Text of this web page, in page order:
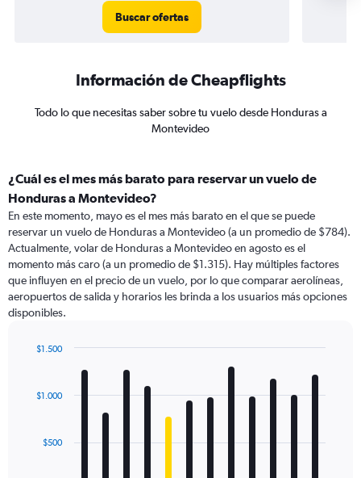
Buscar ofertas
Información de Cheapflights
Todo lo que necesitas saber sobre tu vuelo desde Honduras a
Montevideo
¿Cuál es el mes más barato para reservar un vuelo de
Honduras a Montevideo?
En este momento, mayo es el mes más barato en el que se puede
reservar un vuelo de Honduras a Montevideo (a un promedio de $784).
Actualmente, volar de Honduras a Montevideo en agosto es el
momento más caro (a un promedio de $1.315). Hay múltiples factores
que influyen en el precio de un vuelo, por lo que comparar aerolíneas,
aeropuertos de salida y horarios les brinda a los usuarios más opciones
disponibles.
with
12
The$500
$1.000
$1.500